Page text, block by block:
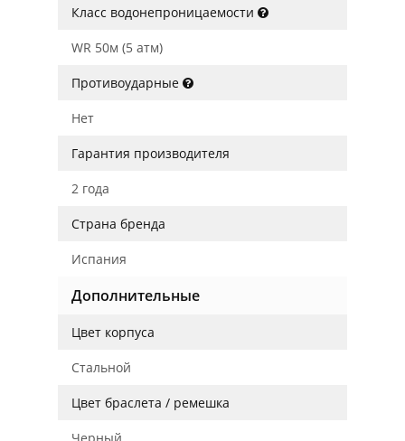
Класс водонепроницаемости
WR 50м (5 атм)
Противоударные
Нет
Гарантия производителя
2 года
Страна бренда
Испания
Дополнительные
Цвет корпуса
Стальной
Цвет браслета / ремешка